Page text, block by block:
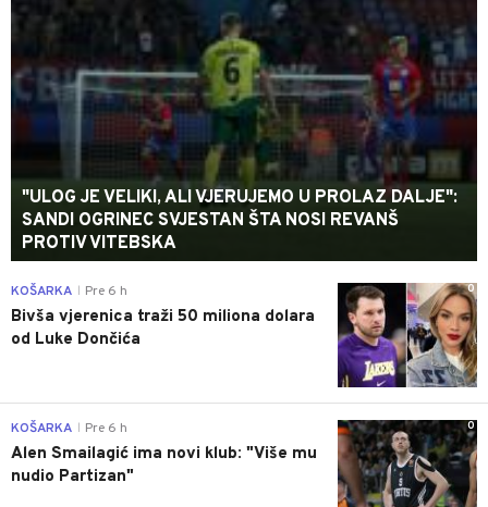
"ULOG JE VELIKI, ALI VJERUJEMO U PROLAZ DALJE":
SANDI OGRINEC SVJESTAN ŠTA NOSI REVANŠ
PROTIV VITEBSKA
0
KOŠARKA Pre 6 h
Bivša vjerenica traži 50 miliona dolara
od Luke Dončića
0
KOŠARKA Pre 6 h
Alen Smailagić ima novi klub: "Više mu
nudio Partizan"